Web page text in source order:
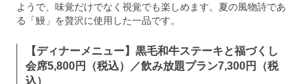
ようで、味覚だけでなく視覚でも楽しめます。夏の風物詩であ
る「鰻」を贅沢に使用した一品です。
【ディナーメニュー】黒毛和牛ステーキと福づくし
会席5,800円（税込）／飲み放題プラン7,300円（税
込）